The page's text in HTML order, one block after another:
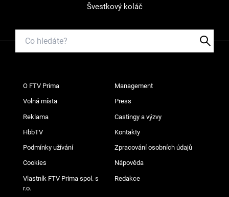
Švestkový koláč
O FTV Prima Management
Volná místa Press
Reklama Castingy a výzvy
HbbTV Kontakty
Podmínky užívání Zpracování osobních údajů
Cookies Nápověda
Vlastník FTV Prima spol. s
r.o.
Redakce